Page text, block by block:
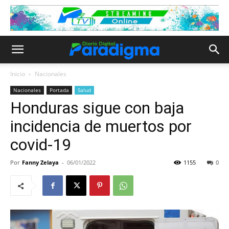
Inicio Nacionales
Nacionales Portada Salud
Honduras sigue con baja
incidencia de muertos por
covid-19
Por Fanny Zelaya - 06/01/2022 0
1155